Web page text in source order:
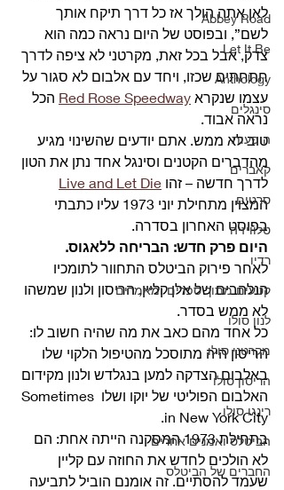
Abbey Road
Let It Be
Anthology
סינגלים
הופעות
קאברים
סרטים
טלוויזיה
רדיו
קטעים מתוך ספרים ומאמרים
לנון סולו
מקרטני סולו
הריסון סולו
רינגו סולו
הביטלס ואמנים אחרים
החברים של הביטלס
לאן אתה הולך אז כל דרך תיקח אותך
לשם”, ובפוסט של היום נראה כמה הוא
צדק, אבל בכל זאת, מקרטני לא ציפה לדרך
חתחתים שכזו, ויחד עם אלבום לא סגור על
עצמו שנקרא Red Rose Speedway הכל
נראה אבוד.
טוב לא ממש. אתם יודעים שהשינוי מגיע
מהדברים הקטנים וסינגל אחד נתן את הטון
לדרך חדשה – זהו Live and Let Die
המצוין מתחילת יוני 1973 עליו כתבתי
בפוסט האחרון בסדרה.
היום פרק חדש: הבריחה ללאגוס.
לאחר פירוק הביטלס התחוור לתומכיו
הנלהבים של אלן קליין, הריסון ולנון שמשהו
לא ממש בסדר.
כל אחד מהם כאב את מה שהיה חשוב לו:
הריסון היה מתוסכל מהטיפול הלקוי שלו
באלבום הצדקה למען בנגלדש ולנון מקידום
האלבום הפוליטי של יוקו ושלו Sometimes
in New York City.
בתחילת 1973 המסקנה הייתה אחת: הם
לא הולכים לחדש את החוזה עם קליין
שעמד להסתיים. זה אומנם הוביל לתביעה